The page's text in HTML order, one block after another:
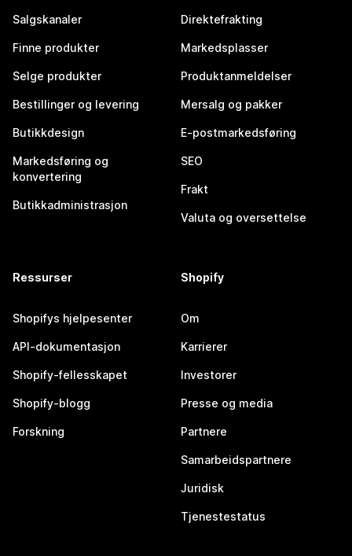
Salgskanaler
Finne produkter
Selge produkter
Bestillinger og levering
Butikkdesign
Markedsføring og
konvertering
Butikkadministrasjon
Direktefrakting
Markedsplasser
Produktanmeldelser
Mersalg og pakker
E-postmarkedsføring
SEO
Frakt
Valuta og oversettelse
Ressurser
Shopifys hjelpesenter
API-dokumentasjon
Shopify-fellesskapet
Shopify-blogg
Forskning
Shopify
Om
Karrierer
Investorer
Presse og media
Partnere
Samarbeidspartnere
Juridisk
Tjenestestatus